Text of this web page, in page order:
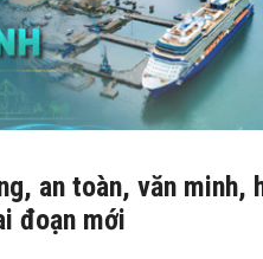
an toàn, văn minh,
đoạn mới